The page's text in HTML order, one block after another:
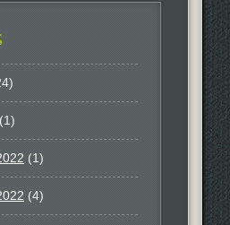
(1)
(1)
(4)